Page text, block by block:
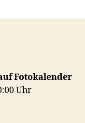
Fotokalender
Uhr